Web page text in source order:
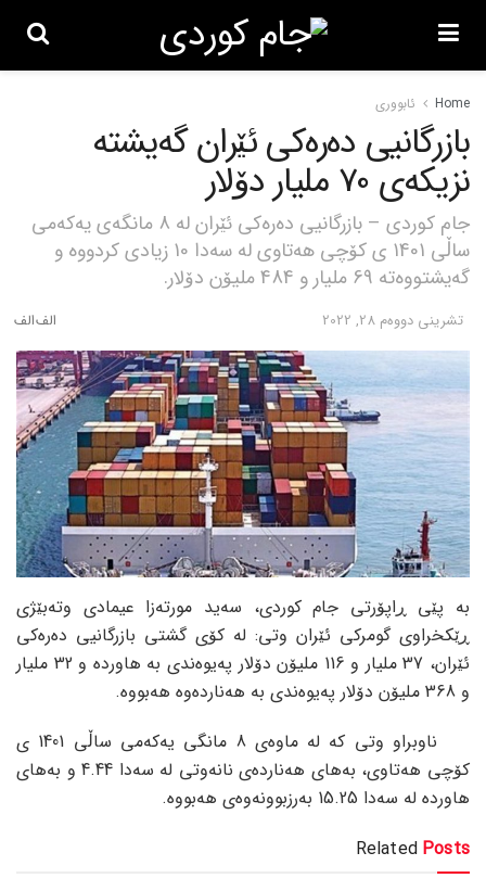
Home ئابووری
بازرگانیی دەرەکی ئێران گەیشتە
نزیکەی 70 ملیار دۆلار
جام کوردی – بازرگانیی دەرەکی ئێران لە 8 مانگەی یەکەمی
ساڵی 1401 ی کۆچی هەتاوی لە سەدا 10 زیادی کردووە و
گەیشتووەتە 69 ملیار و 484 ملیۆن دۆلار.
تشرینی دووه‌م 28, 2022
بە پێی ڕاپۆرتی جام کوردی، سەید مورتەزا عیمادی وتەبێژی
ڕێکخراوی گومرکی ئێران وتی: لە کۆی گشتی بازرگانیی دەرەکی
ئێران، 37 ملیار و 116 ملیۆن دۆلار پەیوەندی بە هاوردە و 32 ملیار
و 368 ملیۆن دۆلار پەیوەندی بە هەناردەوە هەبووە.
ناوبراو وتی کە لە ماوەی 8 مانگی یەکەمی ساڵی 1401 ی
کۆچی هەتاوی، بەهای هەناردەی نانەوتی لە سەدا 4.44 و بەهای
هاوردە لە سەدا 15.25 بەرزبوونەوەی هەبووە.
Related Posts